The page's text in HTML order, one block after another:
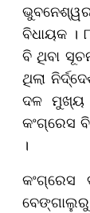
ବିଧାୟକ ।
ବି ଥିବା
ଥିଲା
ଦଳ ମୁଖ୍ୟ
କଂଗ୍ରେସ
।
କଂଗ୍ରେସ